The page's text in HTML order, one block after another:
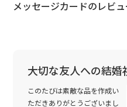
メッセージカードのレビュ
大切な友人への結婚
このたびは素敵な品を作成い
ただきありがとうございまし